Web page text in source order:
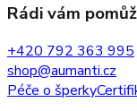
Rádi vám
+420 792 363 995
shop@aumanti.cz
Péče o šperky